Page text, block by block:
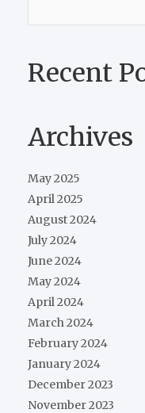
Recent
Archives
May 2025
April 2025
August 2024
July 2024
June 2024
May 2024
April 2024
March 2024
February 2024
January 2024
December 2023
November 2023